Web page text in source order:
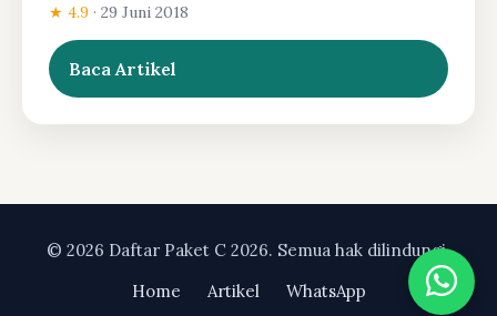
★ 4.9 · 29 Juni 2018
Baca Artikel
© 2026 Daftar Paket C 2026. Semua hak dilindungi.
Home
Artikel WhatsApp